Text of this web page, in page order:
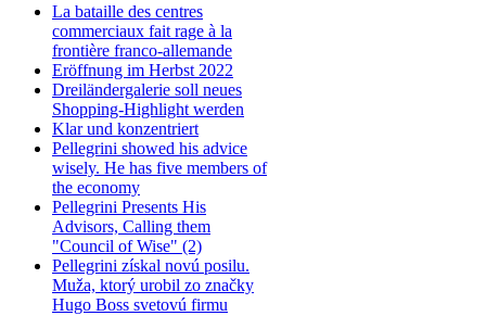
La bataille des centres
commerciaux fait rage à la
frontière franco-allemande
Eröffnung im Herbst 2022
Dreiländergalerie soll neues
Shopping-Highlight werden
Klar und konzentriert
Pellegrini showed his advice
wisely. He has five members of
the economy
Pellegrini Presents His
Advisors, Calling them
"Council of Wise" (2)
Pellegrini získal novú posilu.
Muža, ktorý urobil zo značky
Hugo Boss svetovú firmu